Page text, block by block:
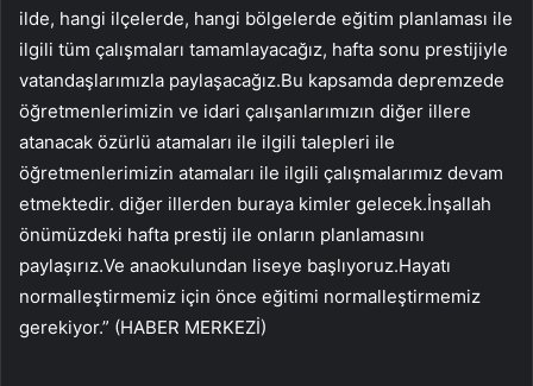
ilde, hangi ilçelerde, hangi bölgelerde eğitim planlaması ile
ilgili tüm çalışmaları tamamlayacağız, hafta sonu prestijiyle
vatandaşlarımızla paylaşacağız.Bu kapsamda depremzede
öğretmenlerimizin ve idari çalışanlarımızın diğer illere
atanacak özürlü atamaları ile ilgili talepleri ile
öğretmenlerimizin atamaları ile ilgili çalışmalarımız devam
etmektedir. diğer illerden buraya kimler gelecek.İnşallah
önümüzdeki hafta prestij ile onların planlamasını
paylaşırız.Ve anaokulundan liseye başlıyoruz.Hayatı
normalleştirmemiz için önce eğitimi normalleştirmemiz
gerekiyor.” (HABER MERKEZİ)